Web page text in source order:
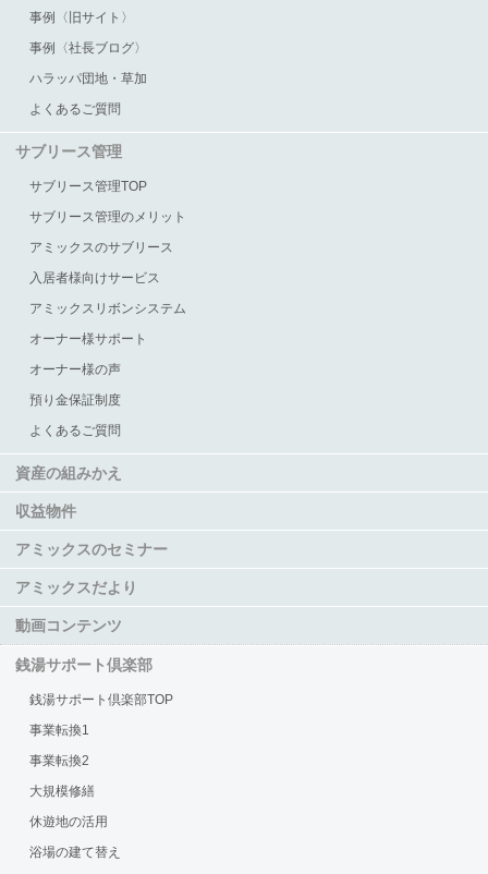
事例〈旧サイト〉
事例〈社長ブログ〉
ハラッパ団地・草加
よくあるご質問
サブリース管理
サブリース管理TOP
サブリース管理のメリット
アミックスのサブリース
入居者様向けサービス
アミックスリボンシステム
オーナー様サポート
オーナー様の声
預り金保証制度
よくあるご質問
資産の組みかえ
収益物件
アミックスのセミナー
アミックスだより
動画コンテンツ
銭湯サポート倶楽部
銭湯サポート倶楽部TOP
事業転換1
事業転換2
大規模修繕
休遊地の活用
浴場の建て替え